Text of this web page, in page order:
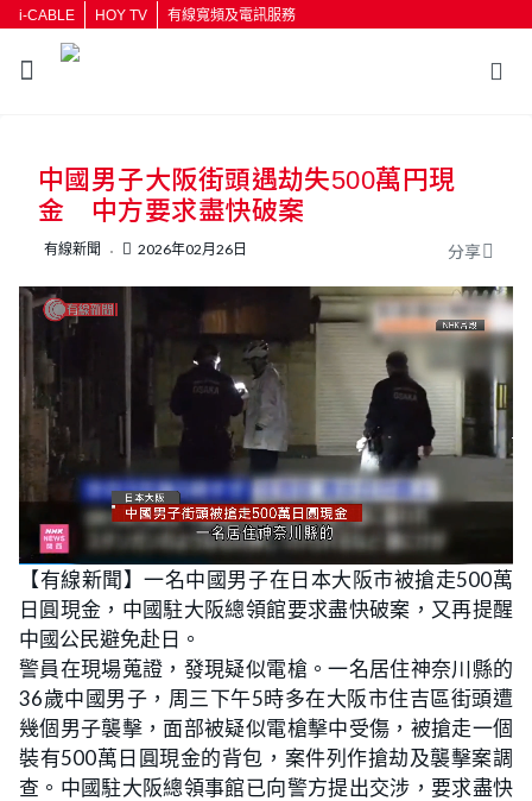
i-CABLE HOY TV 有線寬頻及電訊服務
按輸入鍵開始搜尋
中國男子大阪街頭遇劫失500萬円現
金 中方要求盡快破案
有線新聞 2026年02月26日 分享
U
n
m
u
L
o
a
d
e
d
4
.
5
5
%
【有線新聞】一名中國男子在日本大阪市被搶走500萬
日圓現金，中國駐大阪總領館要求盡快破案，又再提醒
中國公民避免赴日。
警員在現場蒐證，發現疑似電槍。一名居住神奈川縣的
36歲中國男子，周三下午5時多在大阪市住吉區街頭遭
幾個男子襲擊，面部被疑似電槍擊中受傷，被搶走一個
裝有500萬日圓現金的背包，案件列作搶劫及襲擊案調
查。中國駐大阪總領事館已向警方提出交涉，要求盡快